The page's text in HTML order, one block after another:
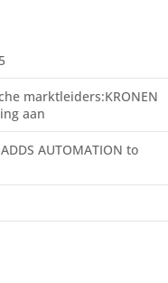
marktleiders:KRONEN
aan
AUTOMATION to